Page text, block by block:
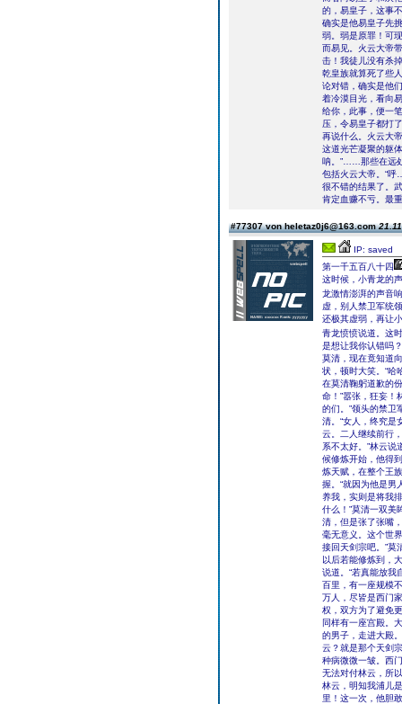
的，易皇子，这事
确实是他易皇子先
弱。弱是原罪！可
而易见。火云大帝
击！我徒儿没有杀
乾皇族就算死了些
论对错，确实是他
着冷漠目光，看向
给你，此事，便一
压，令易皇子都打
再说什么。火云大
这道光芒凝聚的躯
呐。”……那些在远
包括火云大帝。“
很不错的结果了。
肯定血赚不亏。最
#77307 von heletaz0j6@163.com
IP: saved
第一千五百八十四
这时候，小青龙的
龙激情澎湃的声音
虚，别人禁卫军统
还极其虚弱，再让
青龙愤愤说道。这
是想让我你认错吗
莫清，现在竟知道
状，顿时大笑。“哈
在莫清鞠躬道歉的
命！”嚣张，狂妄！
的们。”领头的禁卫
清。“女人，终究是
云。二人继续前行
系不太好。”林云说
候修炼开始，他得
炼天赋，在整个王
握。“就因为他是男
养我，实则是将我
什么！”莫清一双美
清，但是张了张嘴
毫无意义。这个世
接回天剑宗吧。”莫
以后若能修炼到，
说道。“若真能放
百里，有一座规模
万人，尽皆是西门
权，双方为了避免
同样有一座宫殿。
的男子，走进大殿
云？就是那个天剑
种病微微一皱。西
无法对付林云，所
林云，明知我浦儿
里！这一次，他胆